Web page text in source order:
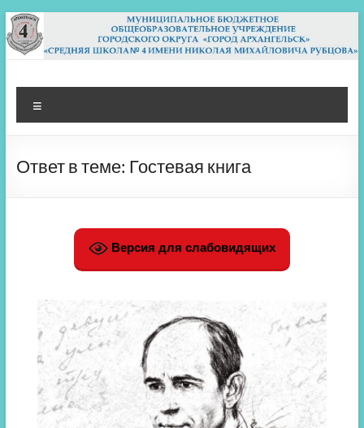
Перейти
к
содержимому
МБОУ СШ 4
Архангельск
Ответ в теме: Гостевая книга
Версия для слабовидящих